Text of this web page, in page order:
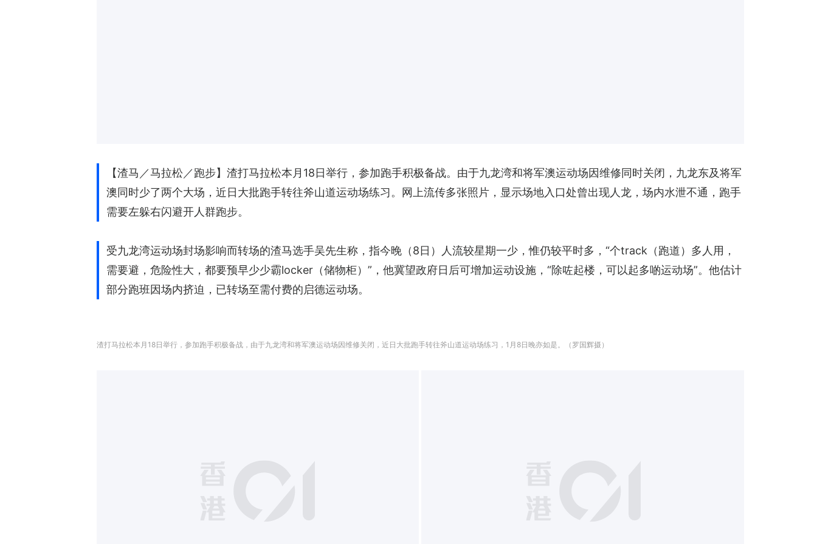
【渣马／马拉松／跑步】渣打马拉松本月18日举行，参加跑手积极备战。由于九龙湾和将军澳运动场因维修同时关闭，九龙东及将军
澳同时少了两个大场，近日大批跑手转往斧山道运动场练习。网上流传多张照片，显示场地入口处曾出现人龙，场内水泄不通，跑手
需要左躲右闪避开人群跑步。
受九龙湾运动场封场影响而转场的渣马选手吴先生称，指今晚（8日）人流较星期一少，惟仍较平时多，“个track（跑道）多人用，
需要避，危险性大，都要预早少少霸locker（储物柜）”，他冀望政府日后可增加运动设施，“除咗起楼，可以起多啲运动场”。他估计
部分跑班因场内挤迫，已转场至需付费的启德运动场。
渣打马拉松本月18日举行，参加跑手积极备战，由于九龙湾和将军澳运动场因维修关闭，近日大批跑手转往斧山道运动场练习，1月8日晚亦如是。（罗国辉摄）